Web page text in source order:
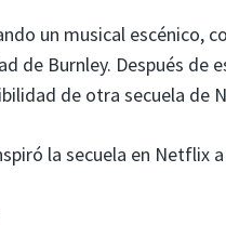
un musical escénico,
de Burnley. Después de
de otra secuela de
la secuela en Netflix